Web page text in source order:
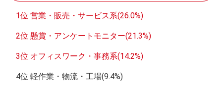
1位 営業・販売・サービス系(26.0%)
2位 懸賞・アンケートモニター(21.3%)
3位 オフィスワーク・事務系(14.2%)
4位 軽作業・物流・工場(9.4%)